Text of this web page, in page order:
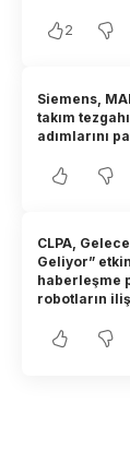
2
Siemens,
takım
adımlarını
CLPA,
Geliyor”
haberleşme
robotların